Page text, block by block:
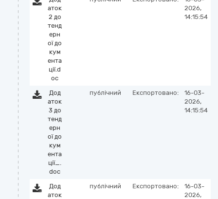
аток
2 до
тенд
ерн
ої до
кум
ента
ції.d
oc
2026,
14:15:54
Дод
аток
3 до
тенд
ерн
ої до
кум
ента
ції_.
doc
публічний Експортовано:
16-03-
2026,
14:15:54
Дод
аток
публічний Експортовано:
16-03-
2026,